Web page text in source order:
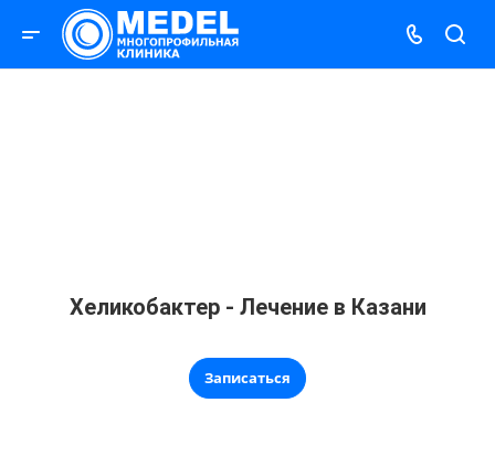
Хеликобактер - Лечение в Казани
Записаться